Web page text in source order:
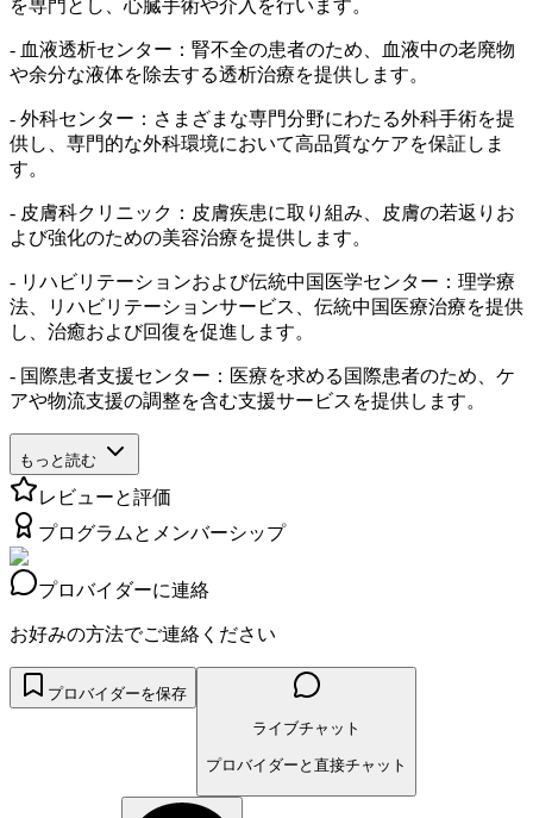
を専門とし、心臓手術や介入を行います。
- 血液透析センター：腎不全の患者のため、血液中の老廃物
や余分な液体を除去する透析治療を提供します。
- 外科センター：さまざまな専門分野にわたる外科手術を提
供し、専門的な外科環境において高品質なケアを保証しま
す。
- 皮膚科クリニック：皮膚疾患に取り組み、皮膚の若返りお
よび強化のための美容治療を提供します。
- リハビリテーションおよび伝統中国医学センター：理学療
法、リハビリテーションサービス、伝統中国医療治療を提供
し、治癒および回復を促進します。
- 国際患者支援センター：医療を求める国際患者のため、ケ
アや物流支援の調整を含む支援サービスを提供します。
もっと読む
レビューと評価
プログラムとメンバーシップ
プロバイダーに連絡
お好みの方法でご連絡ください
プロバイダーを保存
ライブチャット
プロバイダーと直接チャット